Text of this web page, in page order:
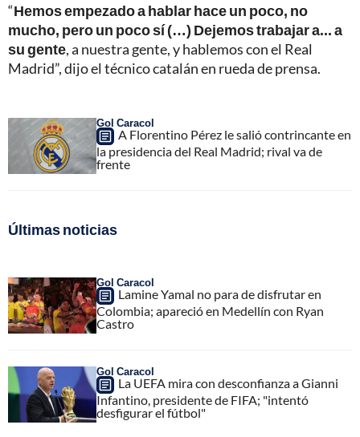
“Hemos empezado a hablar hace un poco, no
mucho, pero un poco sí (…) Dejemos trabajar a... a
su gente, a nuestra gente, y hablemos con el Real
Madrid”, dijo el técnico catalán en rueda de prensa.
Gol Caracol
A Florentino Pérez le salió contrincante en
la presidencia del Real Madrid; rival va de
frente
Últimas noticias
Gol Caracol
Lamine Yamal no para de disfrutar en
Colombia; apareció en Medellín con Ryan
Castro
Gol Caracol
La UEFA mira con desconfianza a Gianni
Infantino, presidente de FIFA; "intentó
desfigurar el fútbol"